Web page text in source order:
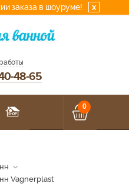
заказа в шоуруме! x
48-65
0
Vagnerplast